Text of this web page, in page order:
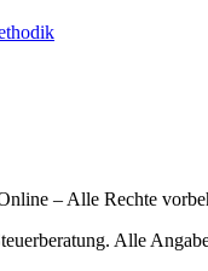
– Alle Rechte
Alle